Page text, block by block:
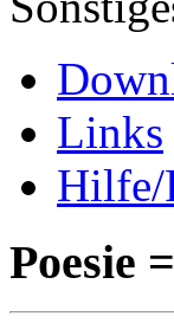
Links
Hilfe/
Poesie